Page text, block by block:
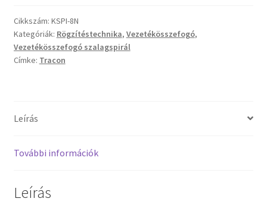
Cikkszám: KSPI-8N
Kategóriák: Rögzítéstechnika, Vezetékösszefogó,
Vezetékösszefogó szalagspirál
Címke: Tracon
Leírás
További információk
Leírás